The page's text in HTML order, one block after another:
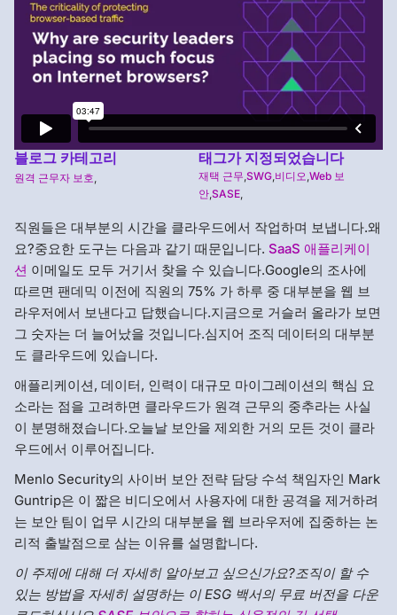
블로그 카테고리
원격 근무자 보호
태그가 지정되었습니다
재택 근무 SWG 비디오 Web 보
안 SASE
직원들은 대부분의 시간을 클라우드에서 작업하며 보냅니다.왜
요?중요한 도구는 다음과 같기 때문입니다. SaaS 애플리케이
션 이메일도 모두 거기서 찾을 수 있습니다.Google의 조사에
따르면 팬데믹 이전에 직원의 75% 가 하루 중 대부분을 웹 브
라우저에서 보낸다고 답했습니다.지금으로 거슬러 올라가 보면
그 숫자는 더 늘어났을 것입니다.심지어 조직 데이터의 대부분
도 클라우드에 있습니다.
애플리케이션, 데이터, 인력이 대규모 마이그레이션의 핵심 요
소라는 점을 고려하면 클라우드가 원격 근무의 중추라는 사실
이 분명해졌습니다.오늘날 보안을 제외한 거의 모든 것이 클라
우드에서 이루어집니다.
Menlo Security의 사이버 보안 전략 담당 수석 책임자인 Mark
Guntrip은 이 짧은 비디오에서 사용자에 대한 공격을 제거하려
는 보안 팀이 업무 시간의 대부분을 웹 브라우저에 집중하는 논
리적 출발점으로 삼는 이유를 설명합니다.
이 주제에 대해 더 자세히 알아보고 싶으신가요?조직이 할 수
있는 방법을 자세히 설명하는 이 ESG 백서의 무료 버전을 다운